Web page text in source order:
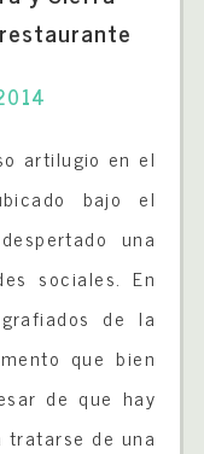
artilugio en el
bajo el
una
sociales. En
de la
que bien
de que hay
tratarse de una